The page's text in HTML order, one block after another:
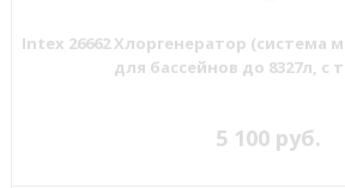
Intex 26662 Хлоргенератор (система
для бассейнов до 8327л, с
5 100 руб.